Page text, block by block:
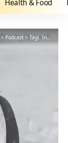
Health & Food
> Podcast > Tägl. Inspiration